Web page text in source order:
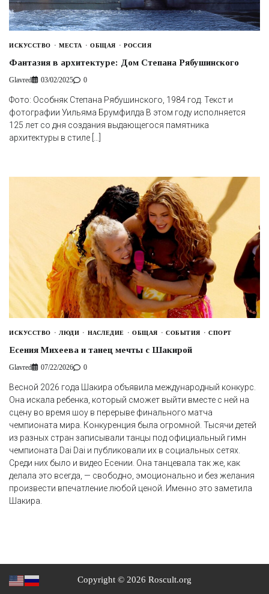
ИСКУССТВО МЕСТА ОБЩАЯ РОССИЯ
Фантазия в архитектуре: Дом Степана Рябушинского
Glavred 03/02/2025 0
Фото: Особняк Степана Рябушинского, 1984 год. Текст и
фотографии Уильяма Брумфилда В этом году исполняется
125 лет со дня создания выдающегося памятника
архитектуры в стиле […]
ИСКУССТВО ЛЮДИ НАСЛЕДИЕ ОБЩАЯ СОБЫТИЯ СПОРТ
Есения Михеева и танец мечты с Шакирой
Glavred 07/22/2026 0
Весной 2026 года Шакира объявила международный конкурс.
Она искала ребенка, который сможет выйти вместе с ней на
сцену во время шоу в перерыве финального матча
чемпионата мира. Конкуренция была огромной. Тысячи детей
из разных стран записывали танцы под официальный гимн
чемпионата Dai Dai и публиковали их в социальных сетях.
Среди них было и видео Есении. Она танцевала так же, как
делала это всегда, — свободно, эмоционально и без желания
произвести впечатление любой ценой. Именно это заметила
Шакира.
Copyright © 2026 Roscult.org